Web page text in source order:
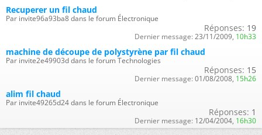
Recuperer un fil chaud
Par invite96a93ba8 dans le forum Électronique
Réponses: 19
Dernier message: 23/11/2009, 10h33
machine de découpe de polystyrène par fil chaud
Par invite2e49903d dans le forum Technologies
Réponses: 15
Dernier message: 01/08/2008, 15h26
alim fil chaud
Par invite49265d24 dans le forum Électronique
Réponses: 1
Dernier message: 12/04/2004, 16h30